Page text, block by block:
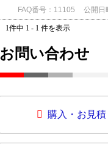
FAQ番号：11105 公開日
1件中 1 - 1 件を表示
お問い合わせ
購入・お見